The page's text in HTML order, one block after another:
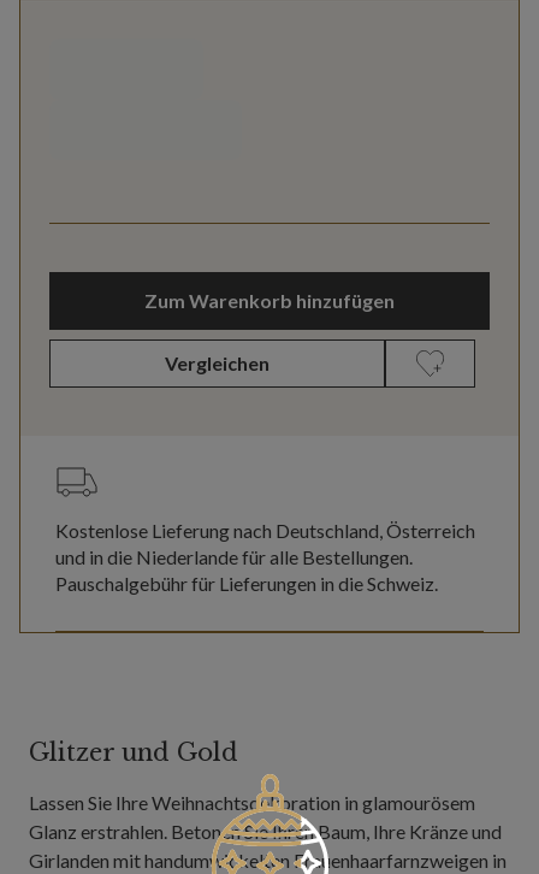
Zum Warenkorb hinzufügen
Vergleichen
Kostenlose Lieferung nach Deutschland, Österreich
und in die Niederlande für alle Bestellungen.
Pauschalgebühr für Lieferungen in die Schweiz.
Glitzer und Gold
Lassen Sie Ihre Weihnachtsdekoration in glamourösem
Glanz erstrahlen. Betonen Sie Ihren Baum, Ihre Kränze und
Girlanden mit handumwickelten Frauenhaarfarnzweigen in